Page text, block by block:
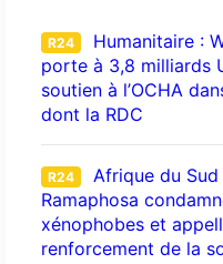
R24
Humanitaire :
porte à 3,8 milliards
soutien à l’OCHA
dont la RDC
R24
Afrique du
Ramaphosa
xénophobes et
renforcement de la